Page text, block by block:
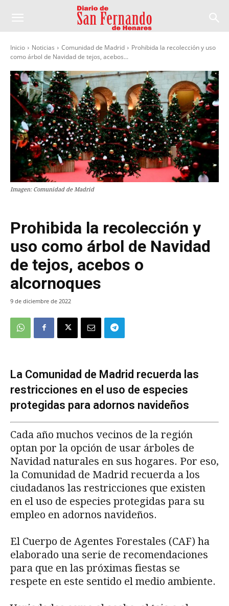
Inicio Noticias Comunidad de Madrid
Prohibida la recolección y uso
como árbol de Navidad de tejos, acebos...
Imagen: Comunidad de Madrid
Prohibida la recolección y
uso como árbol de Navidad
de tejos, acebos o
alcornoques
9 de diciembre de 2022
La Comunidad de Madrid recuerda las
restricciones en el uso de especies
protegidas para adornos navideños
Cada año muchos vecinos de la región
optan por la opción de usar árboles de
Navidad naturales en sus hogares. Por eso,
la Comunidad de Madrid recuerda a los
ciudadanos las restricciones que existen
en el uso de especies protegidas para su
empleo en adornos navideños.
El Cuerpo de Agentes Forestales (CAF) ha
elaborado una serie de recomendaciones
para que en las próximas fiestas se
respete en este sentido el medio ambiente.